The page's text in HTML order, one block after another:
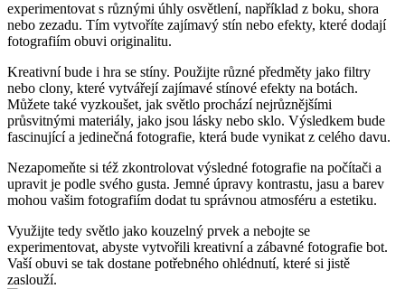
experimentovat s různými ⁢úhly osvětlení, například z boku, shora
nebo zezadu. Tím vytvoříte zajímavý stín nebo efekty, které dodají
fotografiím obuvi‌ originalitu.
Kreativní‍ bude​ i ​hra se stíny. Použijte⁢ různé předměty jako ⁤filtry‍
nebo clony, které vytvářejí ⁣zajímavé stínové efekty na botách.
Můžete‌ také vyzkoušet, ​jak světlo prochází nejrůznějšími
průsvitnými materiály, jako ‍jsou lásky nebo sklo. Výsledkem bude
fascinující a jedinečná fotografie, která bude vynikat z celého davu.
Nezapomeňte⁣ si též zkontrolovat výsledné fotografie na ‍počítači ‍a
upravit je podle svého ‍gusta. Jemné úpravy kontrastu, ⁣jasu a ⁣barev
mohou ‌vašim fotografiím dodat⁢ tu​ správnou⁤ atmosféru a estetiku.
Využijte tedy světlo‍ jako​ kouzelný prvek a nebojte se
experimentovat, abyste vytvořili kreativní a zábavné fotografie⁣ bot.
Vaší obuvi se tak dostane ⁢potřebného ohlédnutí, ​které si jistě
zaslouží.